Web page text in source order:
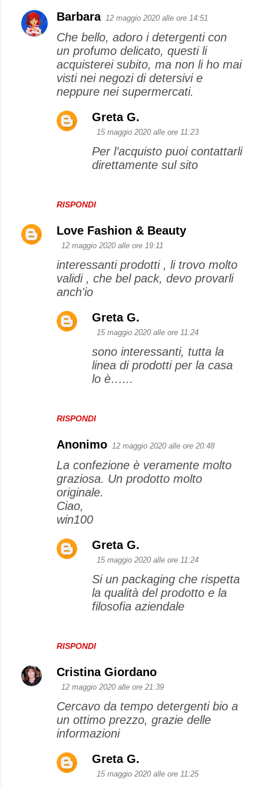
Barbara 12 maggio 2020 alle ore 14:51
Che bello, adoro i detergenti con
un profumo delicato, questi li
acquisterei subito, ma non li ho mai
visti nei negozi di detersivi e
neppure nei supermercati.
RISPONDI
Greta G.
15 maggio 2020 alle ore 11:23
Per l’acquisto puoi contattarli
direttamente sul sito
Love Fashion & Beauty
12 maggio 2020 alle ore 19:11
interessanti prodotti , li trovo molto
validi , che bel pack, devo provarli
anch'io
RISPONDI
Greta G.
15 maggio 2020 alle ore 11:24
sono interessanti, tutta la
linea di prodotti per la casa
lo è…...
Anonimo 12 maggio 2020 alle ore 20:48
La confezione è veramente molto
graziosa. Un prodotto molto
originale.
Ciao,
win100
RISPONDI
Greta G.
15 maggio 2020 alle ore 11:24
Si un packaging che rispetta
la qualità del prodotto e la
filosofia aziendale
Cristina Giordano
12 maggio 2020 alle ore 21:39
Cercavo da tempo detergenti bio a
un ottimo prezzo, grazie delle
informazioni
Greta G.
15 maggio 2020 alle ore 11:25